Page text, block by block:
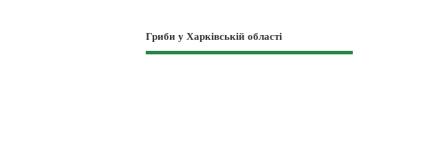
Гриби у Харківській області